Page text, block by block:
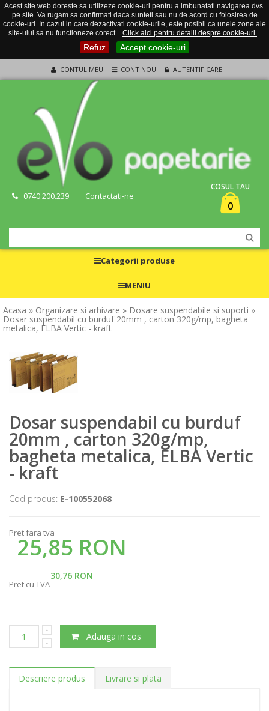
Acest site web doreste sa utilizeze cookie-uri pentru a imbunatati navigarea dvs.
pe site. Va rugam sa confirmati daca sunteti sau nu de acord cu folosirea de
cookie-uri. In cazul in care dezactivati cookie-urile, este posibil ca unele zone ale
site-ului sa nu functioneze corect.
Click aici pentru detalii despre cookie-uri.
Refuz Accept cookie-uri
CONTUL MEU CONT NOU AUTENTIFICARE
0740.200.239 Contactati-ne
COSUL TAU
0
Categorii produse
MENIU
Acasa » Organizare si arhivare » Dosare suspendabile si suporti »
Dosar suspendabil cu burduf 20mm , carton 320g/mp, bagheta
metalica, ELBA Vertic - kraft
Dosar suspendabil cu burduf
20mm , carton 320g/mp,
bagheta metalica, ELBA Vertic
- kraft
Cod produs: E-100552068
Pret fara tva
25,85 RON
30,76 RON
Pret cu TVA
Adauga in cos
Descriere produs Livrare si plata